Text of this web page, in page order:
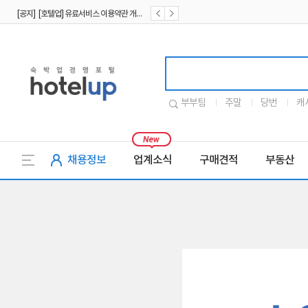
부부팀 주말 당번 캐
채용정보 업계소식 구매견적 부동산